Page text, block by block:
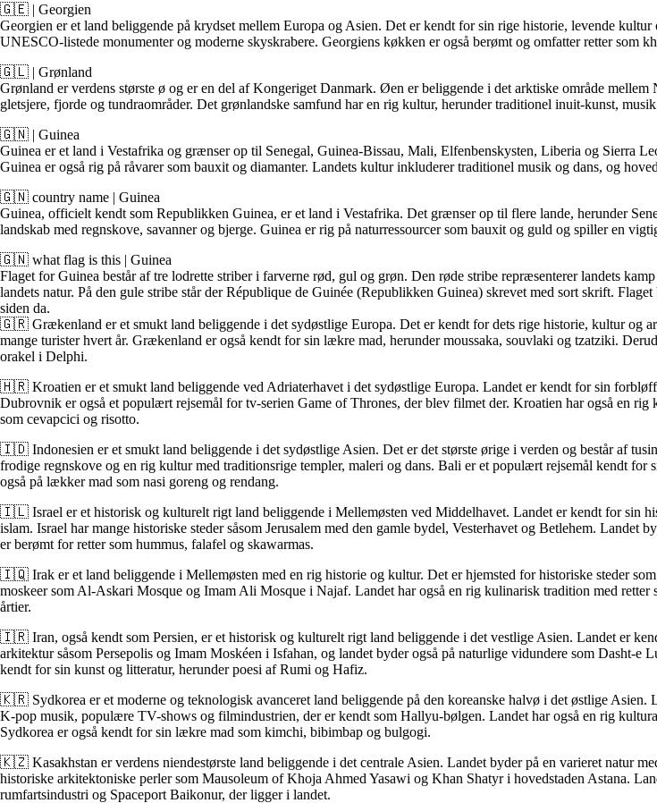
🇬🇪 | Georgien
Georgien er et land beliggende på krydset mellem Europa og Asien. Det er kendt for sin rige historie, levende
UNESCO-listede monumenter og moderne skyskrabere. Georgiens køkken er også berømt og omfatter retter
🇬🇱 | Grønland
Grønland er verdens største ø og er en del af Kongeriget Danmark. Øen er beliggende i det arktiske område
gletsjere, fjorde og tundraområder. Det grønlandske samfund har en rig kultur, herunder traditionel inuit-kunst,
🇬🇳 | Guinea
Guinea er et land i Vestafrika og grænser op til Senegal, Guinea-Bissau, Mali, Elfenbenskysten, Liberia og Sierra
Guinea er også rig på råvarer som bauxit og diamanter. Landets kultur inkluderer traditionel musik og dans, og
🇬🇳 country name | Guinea
Guinea, officielt kendt som Republikken Guinea, er et land i Vestafrika. Det grænser op til flere lande, herunder
landskab med regnskove, savanner og bjerge. Guinea er rig på naturressourcer som bauxit og guld og spiller en
🇬🇳 what flag is this | Guinea
Flaget for Guinea består af tre lodrette striber i farverne rød, gul og grøn. Den røde stribe repræsenterer landets
landets natur. På den gule stribe står der République de Guinée (Republikken Guinea) skrevet med sort skrift.
siden da.
🇬🇷 Grækenland er et smukt land beliggende i det sydøstlige Europa. Det er kendt for dets rige historie, kultur og
mange turister hvert år. Grækenland er også kendt for sin lækre mad, herunder moussaka, souvlaki og tzatziki.
orakel i Delphi.
🇭🇷 Kroatien er et smukt land beliggende ved Adriaterhavet i det sydøstlige Europa. Landet er kendt for sin
Dubrovnik er også et populært rejsemål for tv-serien Game of Thrones, der blev filmet der. Kroatien har også en
som cevapcici og risotto.
🇮🇩 Indonesien er et smukt land beliggende i det sydøstlige Asien. Det er det største ørige i verden og består af
frodige regnskove og en rig kultur med traditionsrige templer, maleri og dans. Bali er et populært rejsemål kendt
også på lækker mad som nasi goreng og rendang.
🇮🇱 Israel er et historisk og kulturelt rigt land beliggende i Mellemøsten ved Middelhavet. Landet er kendt for sin
islam. Israel har mange historiske steder såsom Jerusalem med den gamle bydel, Vesterhavet og Betlehem.
er berømt for retter som hummus, falafel og skawarmas.
🇮🇶 Irak er et land beliggende i Mellemøsten med en rig historie og kultur. Det er hjemsted for historiske steder
moskeer som Al-Askari Mosque og Imam Ali Mosque i Najaf. Landet har også en rig kulinarisk tradition med
årtier.
🇮🇷 Iran, også kendt som Persien, er et historisk og kulturelt rigt land beliggende i det vestlige Asien. Landet er
arkitektur såsom Persepolis og Imam Moskéen i Isfahan, og landet byder også på naturlige vidundere som Dasht-e
kendt for sin kunst og litteratur, herunder poesi af Rumi og Hafiz.
🇰🇷 Sydkorea er et moderne og teknologisk avanceret land beliggende på den koreanske halvø i det østlige
K-pop musik, populære TV-shows og filmindustrien, der er kendt som Hallyu-bølgen. Landet har også en rig
Sydkorea er også kendt for sin lækre mad som kimchi, bibimbap og bulgogi.
🇰🇿 Kasakhstan er verdens niendestørste land beliggende i det centrale Asien. Landet byder på en varieret natur
historiske arkitektoniske perler som Mausoleum of Khoja Ahmed Yasawi og Khan Shatyr i hovedstaden Astana.
rumfartsindustri og Spaceport Baikonur, der ligger i landet.